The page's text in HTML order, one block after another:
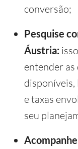
conversão;
Pesquise
Áustria:
entender
disponíveis,
e taxas
seu